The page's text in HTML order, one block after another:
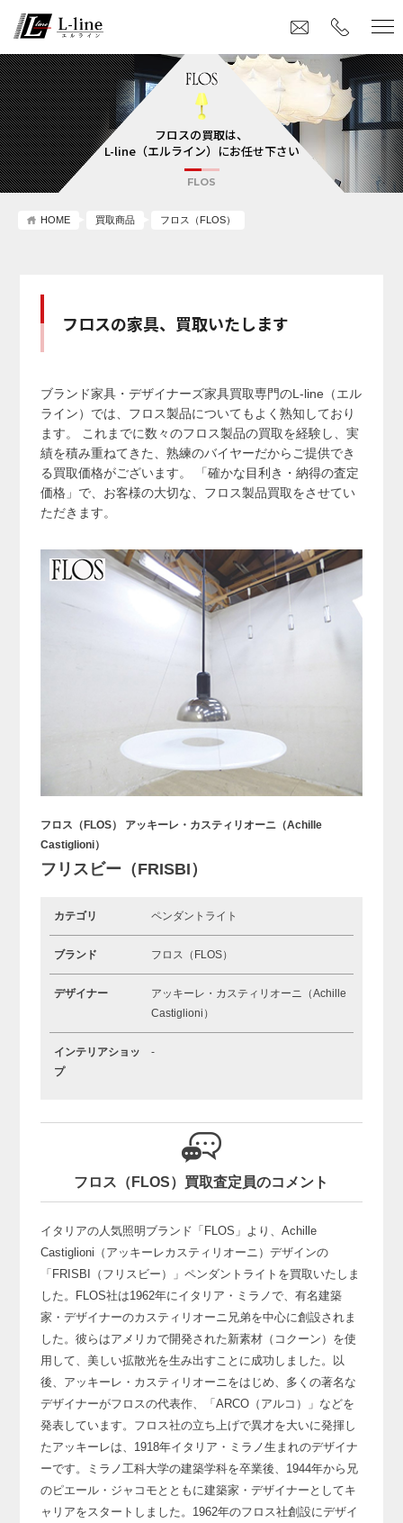
フロスの買取は、
L-line（エルライン）にお任せ下さい
FLOS
HOME 買取商品 フロス（FLOS）
フロスの家具、買取いたします
ブランド家具・デザイナーズ家具買取専門のL-line（エル
ライン）では、フロス製品についてもよく熟知しており
ます。 これまでに数々のフロス製品の買取を経験し、実
績を積み重ねてきた、熟練のバイヤーだからご提供でき
る買取価格がございます。 「確かな目利き・納得の査定
価格」で、お客様の大切な、フロス製品買取をさせてい
ただきます。
フロス（FLOS） アッキーレ・カスティリオーニ（Achille
Castiglioni）
フリスビー（FRISBI）
カテゴリ ペンダントライト
ブランド フロス（FLOS）
デザイナー
アッキーレ・カスティリオーニ（Achille
Castiglioni）
インテリアショッ
プ
-
フロス（FLOS）買取査定員のコメント
イタリアの人気照明ブランド「FLOS」より、 Achille
Castiglioni（アッキーレカスティリオーニ）デザインの
「FRISBI（フリスビー）」ペンダントライトを買取いたしま
した。
FLOS社は1962年にイタリア・ミラノで、 有名建築
家・デザイナーのカスティリオーニ兄弟を中心に創設されま
した。 彼らはアメリカで開発された新素材（コクーン）を使
用して、 美しい拡散光を生み出すことに成功しました。
以
後、アッキーレ・カスティリオーニをはじめ、 多くの著名な
デザイナーがフロスの代表作、「ARCO（アルコ）」などを
発表しています。 フロス社の立ち上げで異才を大いに発揮し
たアッキーレは、 1918年イタリア・ミラノ生まれのデザイナ
ーです。
ミラノ工科大学の建築学科を卒業後、1944年から兄
のピエール・ジャコモとともに建築家・デザイナーとしてキ
ャリアをスタートしました。 1962年のフロス社創設にデザイ